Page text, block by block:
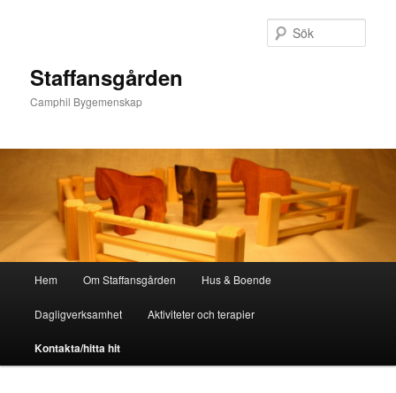
Staffansgården
Camphil Bygemenskap
Hoppa
till
huvudinnehåll
Hem Om Staffansgården Hus & Boende
Dagligverksamhet Aktiviteter och terapier
Kontakta/hitta hit